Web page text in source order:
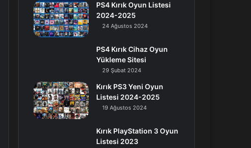
PS4 Kırık Oyun Listesi
2024-2025
24 Ağustos 2024
PS4 Kırık Cihaz Oyun
Yükleme Sitesi
29 Şubat 2024
Kırık PS3 Yeni Oyun
Listesi 2024-2025
19 Ağustos 2024
Kırık PlayStation 3 Oyun
Listesi 2023